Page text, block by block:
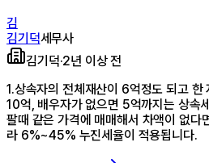
김
김기덕세무사
김기덕·2년 이상 전
1.상속자의 전체재산이 6억정도 되고
10억, 배우자가 없으면 5억까지는 상속
팔때 같은 가격에 매매해서 차액이 없
라 6%~45% 누진세율이 적용됩니다.